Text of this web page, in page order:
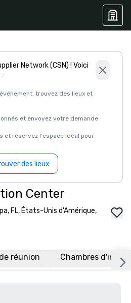
Network (CSN) ! Voici
trouvez des lieux et
et envoyez votre demande
et réservez l'espace idéal pour
des lieux
Center
FL, États-Unis d'Amérique,
réunion Chambres